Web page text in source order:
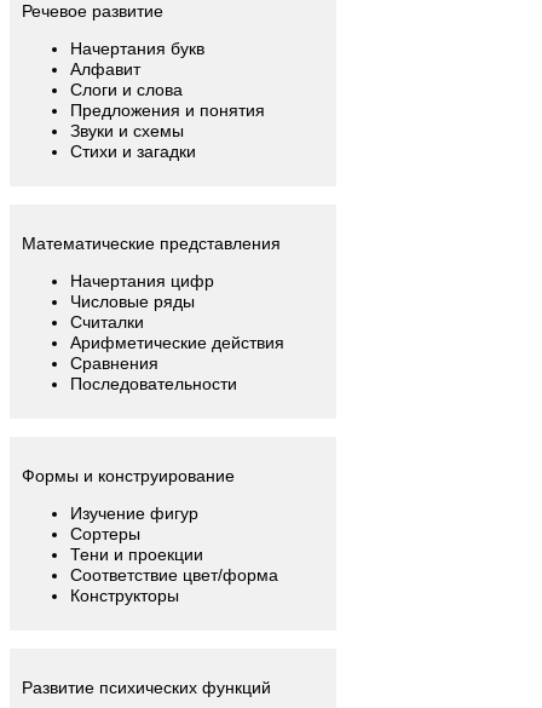
Речевое развитие
Начертания букв
Алфавит
Слоги и слова
Предложения и понятия
Звуки и схемы
Стихи и загадки
Математические представления
Начертания цифр
Числовые ряды
Считалки
Арифметические действия
Сравнения
Последовательности
Формы и конструирование
Изучение фигур
Сортеры
Тени и проекции
Соответствие цвет/форма
Конструкторы
Развитие психических функций